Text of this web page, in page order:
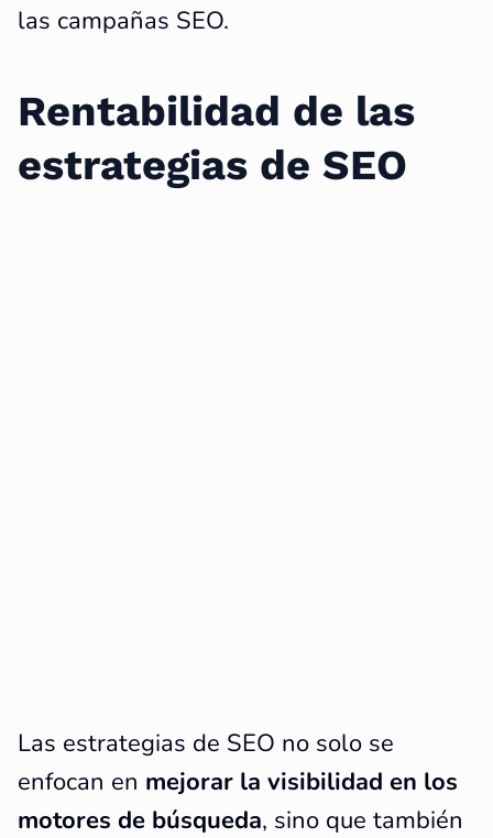
las campañas SEO.
Rentabilidad de las
estrategias de SEO
Las estrategias de SEO no solo se
enfocan en mejorar la visibilidad en los
motores de búsqueda, sino que también